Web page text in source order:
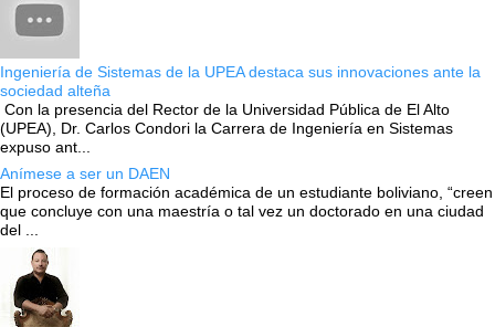
Ingeniería de Sistemas de la UPEA destaca sus innovaciones ante la
sociedad alteña
Con la presencia del Rector de la Universidad Pública de El Alto
(UPEA), Dr. Carlos Condori la Carrera de Ingeniería en Sistemas
expuso ant...
Anímese a ser un DAEN
El proceso de formación académica de un estudiante boliviano, “creen
que concluye con una maestría o tal vez un doctorado en una ciudad
del ...